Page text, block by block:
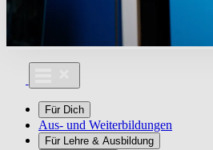
Für Dich
Aus- und Weiterbildungen
Für Lehre & Ausbildung